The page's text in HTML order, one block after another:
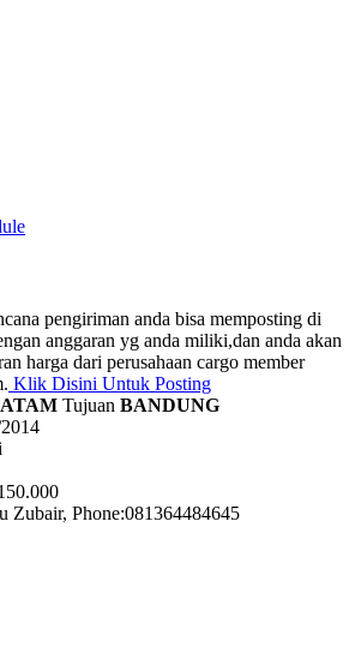
pengiriman anda bisa memposting di
anggaran yg anda miliki,dan anda akan
harga dari perusahaan cargo member
Klik Disini Untuk Posting
Tujuan BANDUNG
Zubair, Phone:081364484645